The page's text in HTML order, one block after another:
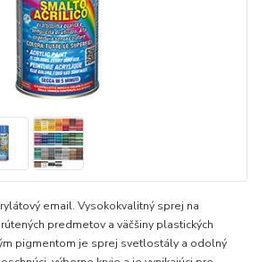
email. Vysokokvalitný sprej na
predmetov a väčšiny plastických
pigmentom je sprej svetlostály a odolný